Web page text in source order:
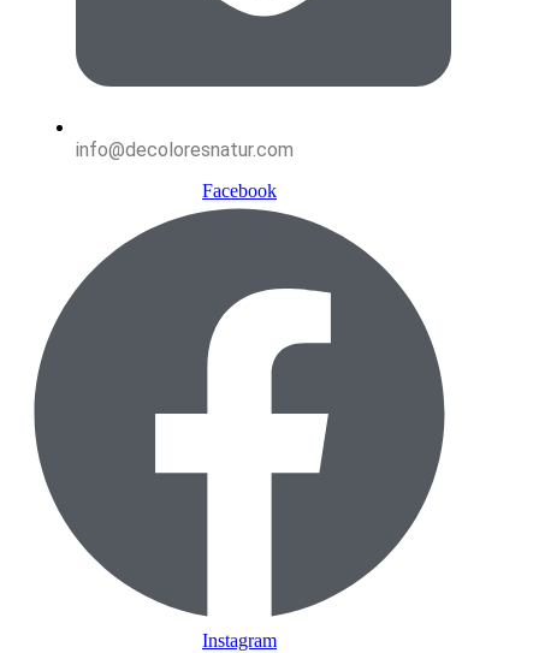
info@decoloresnatur.com
Facebook
Instagram